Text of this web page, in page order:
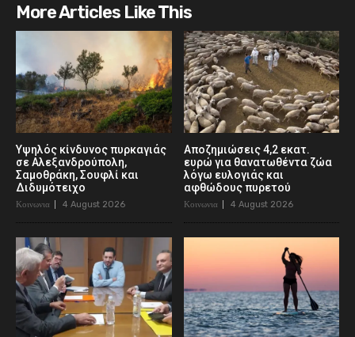
More Articles Like This
Υψηλός κίνδυνος πυρκαγιάς
σε Αλεξανδρούπολη,
Σαμοθράκη, Σουφλί και
Διδυμότειχο
Κοινωνια 4 August 2026
Αποζημιώσεις 4,2 εκατ.
ευρώ για θανατωθέντα ζώα
λόγω ευλογιάς και
αφθώδους πυρετού
Κοινωνια 4 August 2026